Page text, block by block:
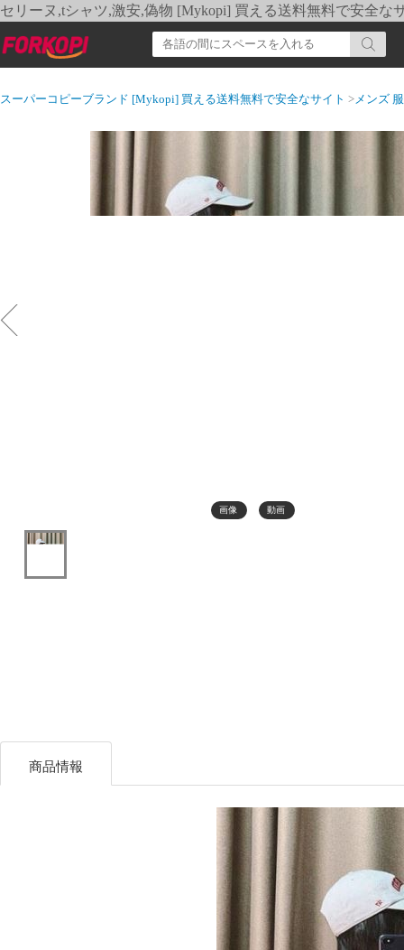
セリーヌ,tシャツ,激安,偽物 [Mykopi] 買える送料無料で安全な
スーパーコピーブランド [Mykopi] 買える送料無料で安全なサイト >メンズ 服
画像 動画
商品情報